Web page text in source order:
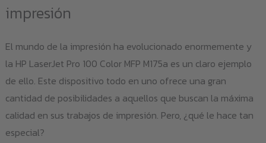
impresión
El mundo de la impresión ha evolucionado enormemente y
la HP LaserJet Pro 100 Color MFP M175a es un claro ejemplo
de ello. Este dispositivo todo en uno ofrece una gran
cantidad de posibilidades a aquellos que buscan la máxima
calidad en sus trabajos de impresión. Pero, ¿qué le hace tan
especial?